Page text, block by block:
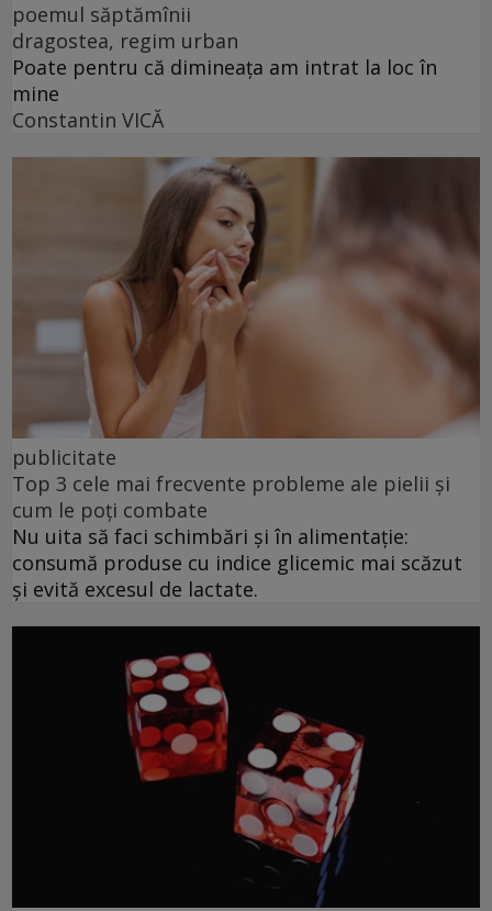
poemul săptămînii
dragostea, regim urban
Poate pentru că dimineața am intrat la loc în
mine
Constantin VICĂ
publicitate
Top 3 cele mai frecvente probleme ale pielii și
cum le poți combate
Nu uita să faci schimbări și în alimentație:
consumă produse cu indice glicemic mai scăzut
și evită excesul de lactate.